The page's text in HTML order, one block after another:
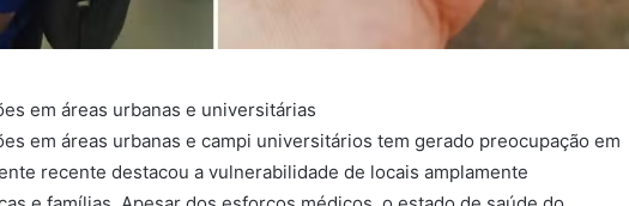
em áreas urbanas e universitárias
em áreas urbanas e campi universitários tem gerado preocupação em
recente destacou a vulnerabilidade de locais amplamente